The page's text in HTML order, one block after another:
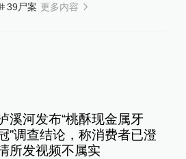
39尸案 更多内容
溪河发布“桃酥现金属牙
”调查结论，称消费者已澄
所发视频不属实